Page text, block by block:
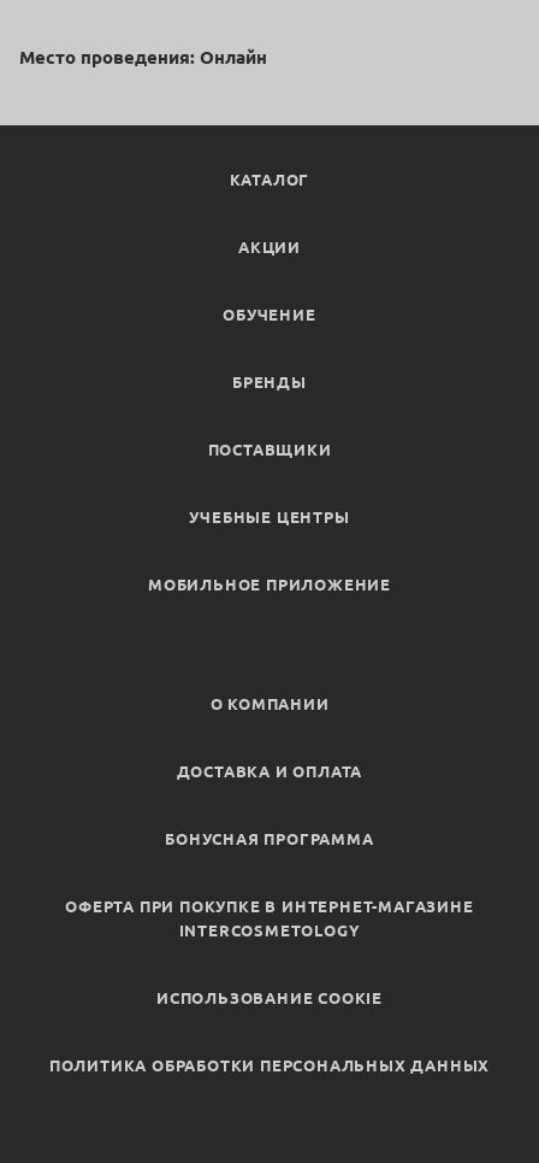
Место проведения: Онлайн
КАТАЛОГ
АКЦИИ
ОБУЧЕНИЕ
БРЕНДЫ
ПОСТАВЩИКИ
УЧЕБНЫЕ ЦЕНТРЫ
МОБИЛЬНОЕ ПРИЛОЖЕНИЕ
О КОМПАНИИ
ДОСТАВКА И ОПЛАТА
БОНУСНАЯ ПРОГРАММА
ОФЕРТА ПРИ ПОКУПКЕ В ИНТЕРНЕТ-МАГАЗИНЕ
INTERCOSMETOLOGY
ИСПОЛЬЗОВАНИЕ COOKIE
ПОЛИТИКА ОБРАБОТКИ ПЕРСОНАЛЬНЫХ ДАННЫХ